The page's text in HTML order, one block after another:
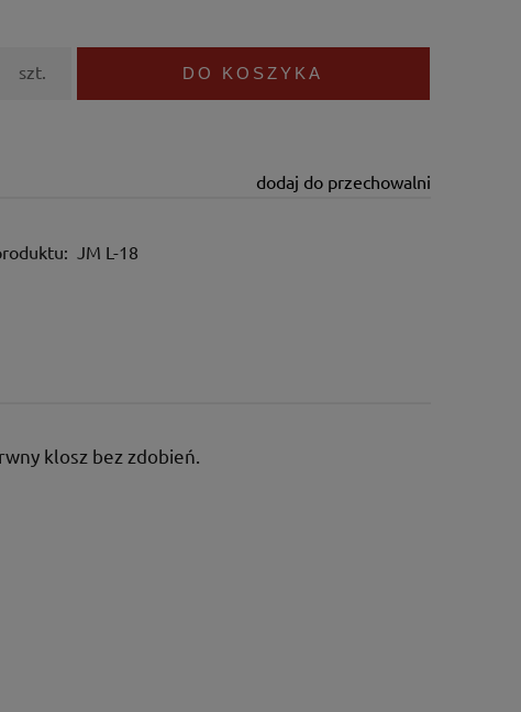
szt. DO KOSZYKA
dodaj do przechowalni
JM L-18
klosz bez zdobień.